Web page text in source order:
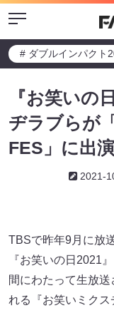
Menu
# ダブルインパクト
『お笑いの
ヂラブらが
FES」に出
2021-
TBSで昨年9月に放
『お笑いの日2021
間にわたって生放
れる『お笑いミク